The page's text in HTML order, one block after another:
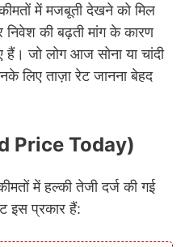
में मजबूती देखने को मिल
की बढ़ती मांग के कारण
जो लोग आज सोना या चांदी
लिए ताज़ा रेट जानना बेहद
Price Today)
में हल्की तेजी दर्ज की गई
इस प्रकार हैं: